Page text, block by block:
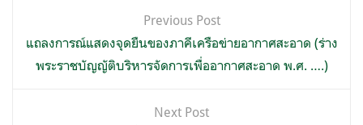
เรื่อง
Previous Post
แถลงการณ์แสดงจุดยืนของภาคีเครือข่ายอากาศสะอาด (ร่าง
พระราชบัญญัติบริหารจัดการเพื่ออากาศสะอาด พ.ศ. ….)
Next Post